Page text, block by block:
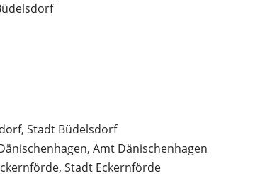
Stadt Büdelsdorf
Amt Dänischenhagen
Stadt Eckernförde